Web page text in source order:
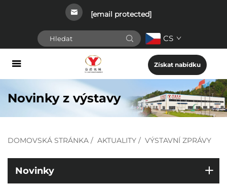
[email protected]
CS
Získat nabídku
Novinky z výstavy
DOMOVSKÁ STRÁNKA / AKTUALITY / VÝSTAVNÍ ZPRÁVY
Novinky